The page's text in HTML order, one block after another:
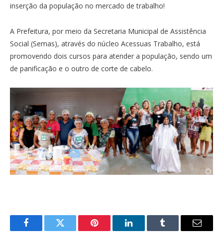
inserção da população no mercado de trabalho!
A Prefeitura, por meio da Secretaria Municipal de Assistência
Social (Semas), através do núcleo Acessuas Trabalho, está
promovendo dois cursos para atender a população, sendo um
de panificação e o outro de corte de cabelo.
FacebookTwitter Pinterest LinkedInTumblr Email